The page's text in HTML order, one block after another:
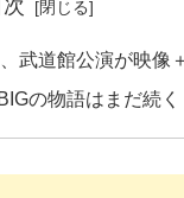
次
武道館公演が映像
の物語はまだ続く